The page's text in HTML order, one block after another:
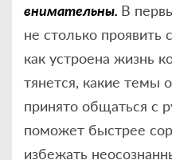
внимательны. В
не столько проявить
как устроена жизнь
тянется, какие темы
принято общаться с
поможет быстрее
избежать